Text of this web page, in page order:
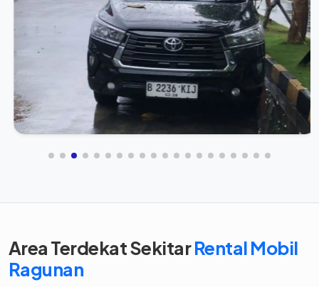
Area Terdekat SekitarRental Mobil
Ragunan